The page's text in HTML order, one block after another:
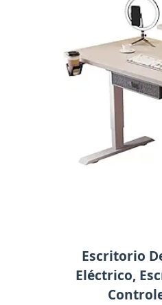
Escritorio
Eléctrico,